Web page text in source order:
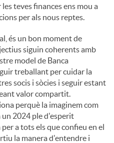
teves finances ens mou a
per als nous reptes.
és un bon moment de
siguin coherents amb
model de Banca
treballant per cuidar la
socis i sòcies i seguir estant
valor compartit.
perquè la imaginem com
un 2024 ple d'esperit
a tots els que confieu en el
la manera d'entendre i